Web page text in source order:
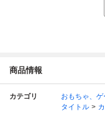
商品情報
カテゴリ おもちゃ、ゲ
タイトル